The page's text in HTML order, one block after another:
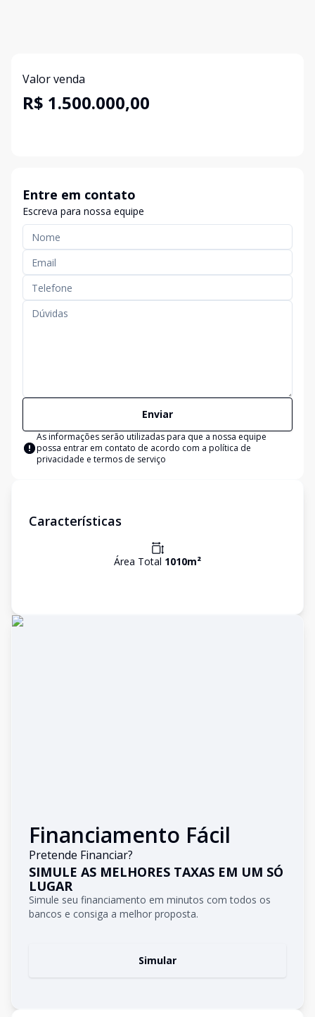
Valor venda
R$ 1.500.000,00
Entre em contato
Escreva para nossa equipe
Enviar
As informações serão utilizadas para que a nossa equipe
possa entrar em contato de acordo com a política de
privacidade e termos de serviço
Características
Área Total 1010m²
Financiamento Fácil
Pretende Financiar?
SIMULE AS MELHORES TAXAS EM UM SÓ
LUGAR
Simule seu financiamento em minutos com todos os
bancos e consiga a melhor proposta.
Simular